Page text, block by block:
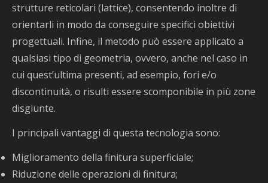
strutture reticolari (lattice), consentendo inoltre di
orientarli in modo da conseguire specifici obiettivi
progettuali. Infine, il metodo può essere applicato a
qualsiasi tipo di geometria, ovvero, anche nel caso in
cui quest’ultima presenti, ad esempio, fori e/o
discontinuità, o risulti essere scomponibile in più zone
disgiunte.
I principali vantaggi di questa tecnologia sono:
Miglioramento della finitura superficiale;
Riduzione delle operazioni di finitura;